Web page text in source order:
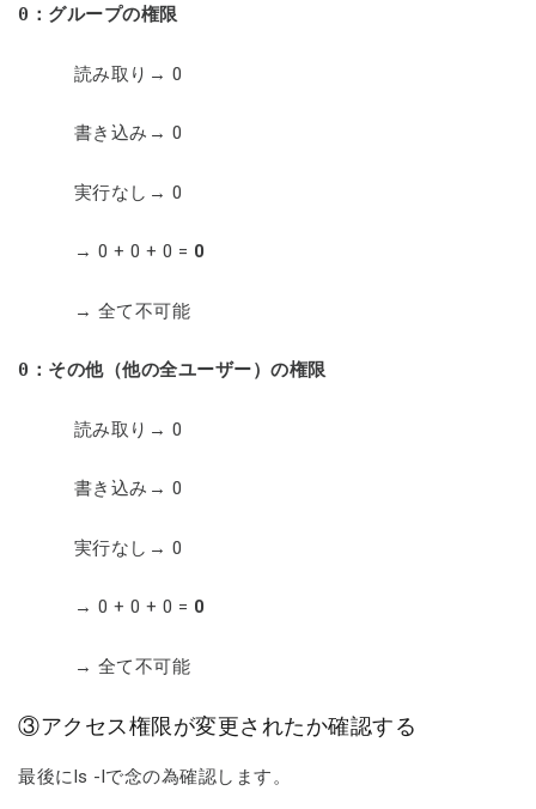
0 ：グループの権限
読み取り→ 0
書き込み→ 0
実行なし→ 0
→ 0 + 0 + 0 = 0
→ 全て不可能
0 ：その他（他の全ユーザー）の権限
読み取り→ 0
書き込み→ 0
実行なし→ 0
→ 0 + 0 + 0 = 0
→ 全て不可能
③アクセス権限が変更されたか確認する
最後にls -lで念の為確認します。